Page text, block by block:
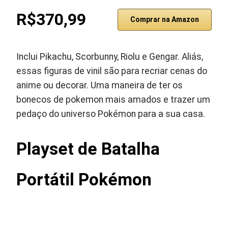
R$370,99 Comprar na Amazon
Inclui Pikachu, Scorbunny, Riolu e Gengar. Aliás,
essas figuras de vinil são para recriar cenas do
anime ou decorar. Uma maneira de ter os
bonecos de pokemon mais amados e trazer um
pedaço do universo Pokémon para a sua casa.
Playset de Batalha
Portátil Pokémon